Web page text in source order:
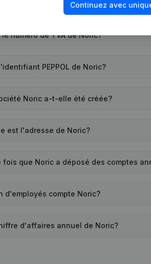
numéro de TVA de Noric?
PEPPOL de Noric?
Noric a-t-elle été créée?
est l'adresse de Noric?
fois que Noric a déposé des comptes
d'employés compte Noric?
d'affaires annuel de Noric?
Continuez avec